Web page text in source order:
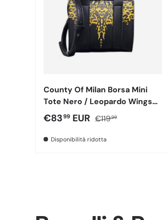
County Of Milan Borsa Mini
Tote Nero / Leopardo Wings
260453
Prezzo di vendita
€8399 EUR Prezzo normale
€11999
Disponibilità ridotta